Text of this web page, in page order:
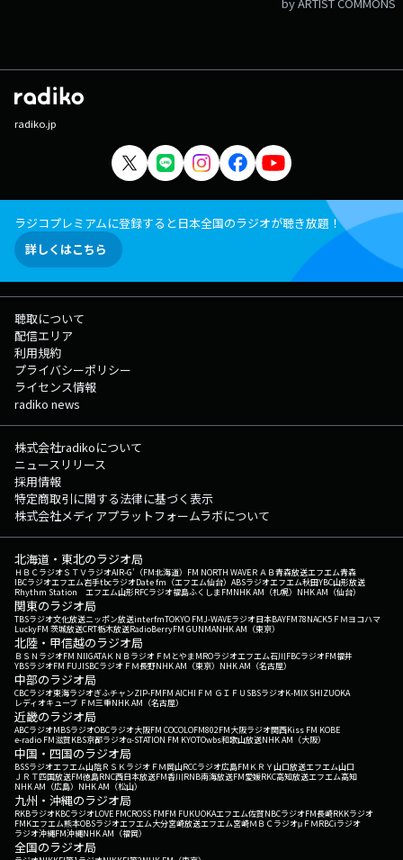
radiko.jp
ラジコプレミアムに登録すると日本全国のラジオが聴き放題！
詳しくはこちら
聴取について
配信エリア
利用規約
プライバシーポリシー
ライセンス情報
radiko news
株式会社radikoについて
ニュースリリース
採用情報
特定商取引に関する法律に基づく表示
株式会社メディアプラットフォームラボについて
北海道・東北のラジオ局
ＨＢＣラジオＳＴＶラジオAIR-G'（FM北海道） FM NORTH WAVEＲＡＢ青森放送エフエム青森
IBCラジオエフエム岩手tbcラジオDate fm（エフエム仙台） ABSラジオエフエム秋田YBC山形放送
Rhythm Station エフエム山形RFCラジオ福島ふくしまFMNHK AM（札幌） NHK AM（仙台）
関東のラジオ局
TBSラジオ文化放送ニッポン放送interfmTOKYO FMJ-WAVEラジオ日本BAYFM78NACK5 ＦＭヨコハマ
LuckyFM 茨城放送CRT栃木放送RadioBerryFM GUNMANHK AM（東京）
北陸・甲信越のラジオ局
ＢＳＮラジオFM NIIGATAＫＮＢラジオ ＦＭとやまMROラジオエフエム石川FBCラジオFM福井
YBSラジオFM FUJISBCラジオ ＦＭ長野NHK AM（東京） NHK AM（名古屋）
中部のラジオ局
CBCラジオ東海ラジオぎふチャンZIP-FMFM AICHI ＦＭ ＧＩＦＵ SBSラジオK-MIX SHIZUOKA
レディオキューブ ＦＭ三重NHK AM（名古屋）
近畿のラジオ局
ABCラジオMBSラジオOBCラジオ大阪FM COCOLOFM802FM大阪ラジオ関西Kiss FM KOBE
e-radio FM滋賀KBS京都ラジオα-STATION FM KYOTOwbs和歌山放送NHK AM（大阪）
中国・四国のラジオ局
BSSラジオエフエム山陰ＲＳＫラジオ ＦＭ岡山RCCラジオ広島FM ＫＲＹ山口放送エフエム山口
ＪＲＴ四国放送FM徳島RNC西日本放送FM香川RNB南海放送FM愛媛RKC高知放送エフエム高知
NHK AM（広島） NHK AM（松山）
九州・沖縄のラジオ局
RKBラジオKBCラジオLOVE FMCROSS FMFM FUKUOKAエフエム佐賀NBCラジオFM長崎RKKラジオ
FMKエフエム熊本OBSラジオエフエム大分宮崎放送エフエム宮崎ＭＢＣラジオμＦＭRBCiラジオ
ラジオ沖縄FM沖縄NHK AM（福岡）
全国のラジオ局